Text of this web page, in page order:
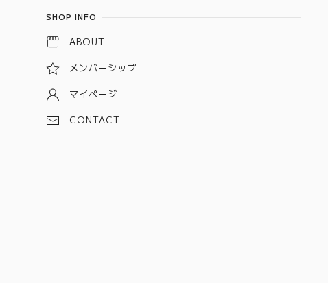
SHOP INFO
ABOUT
メンバーシップ
マイページ
CONTACT